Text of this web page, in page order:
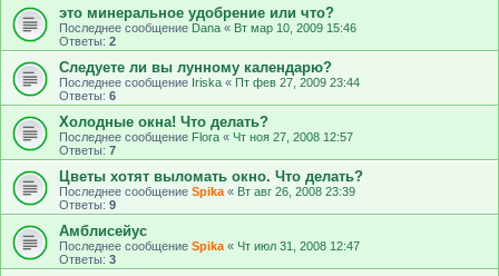
это минеральное удобрение или что?
Последнее сообщение Dana « Вт мар 10, 2009 15:46
Ответы: 2
Следуете ли вы лунному календарю?
Последнее сообщение Iriska « Пт фев 27, 2009 23:44
Ответы: 6
Холодные окна! Что делать?
Последнее сообщение Flora « Чт ноя 27, 2008 12:57
Ответы: 7
Цветы хотят выломать окно. Что делать?
Последнее сообщение Spika « Вт авг 26, 2008 23:39
Ответы: 9
Амблисейус
Последнее сообщение Spika « Чт июл 31, 2008 12:47
Ответы: 3